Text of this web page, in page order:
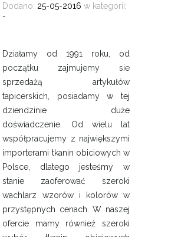
Dodano: 25-05-2016 w kategorii:
-
Działamy od 1991 roku, od
początku zajmujemy sie
sprzedażą artykułów
tapicerskich, posiadamy w tej
dziendzinie duże
doświadczenie. Od wielu lat
współpracujemy z największymi
importerami tkanin obiciowych w
Polsce, dlatego jesteśmy w
stanie zaoferować szeroki
wachlarz wzorów i kolorów w
przystępnych cenach. W naszej
ofercie mamy również szeroki